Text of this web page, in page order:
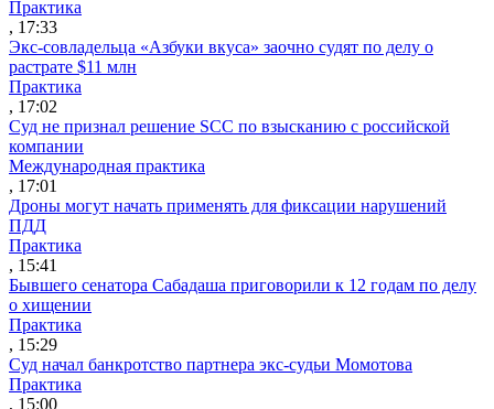
Практика
, 17:33
Экс-совладельца «Азбуки вкуса» заочно судят по делу о
растрате $11 млн
Практика
, 17:02
Суд не признал решение SCC по взысканию с российской
компании
Международная практика
, 17:01
Дроны могут начать применять для фиксации нарушений
ПДД
Практика
, 15:41
Бывшего сенатора Сабадаша приговорили к 12 годам по делу
о хищении
Практика
, 15:29
Суд начал банкротство партнера экс-судьи Момотова
Практика
, 15:00